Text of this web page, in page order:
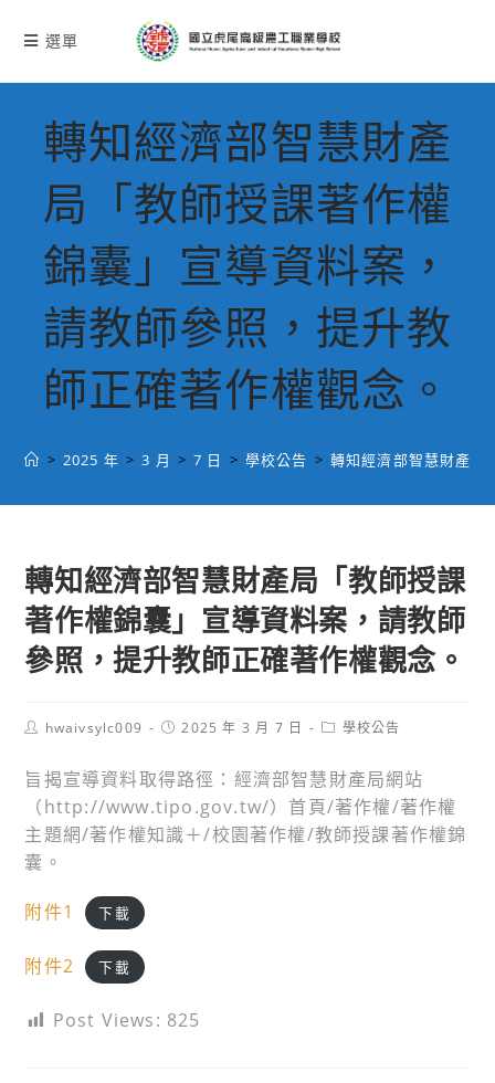
選單
轉知經濟部智慧財產
局「教師授課著作權
錦囊」宣導資料案，
請教師參照，提升教
師正確著作權觀念。
> 2025 年 > 3 月 > 7 日 > 學校公告 > 轉知經濟部智慧財產局
轉知經濟部智慧財產局「教師授課
著作權錦囊」宣導資料案，請教師
參照，提升教師正確著作權觀念。
Posthwaivsylc009
Post2025 年 3 月 7 日
Post學校公告
旨揭宣導資料取得路徑：經濟部智慧財產局網站
（http://www.tipo.gov.tw/）首頁/著作權/著作權
主題網/著作權知識＋/校園著作權/教師授課著作權錦
囊。
附件1 下載
附件2 下載
Post Views: 825